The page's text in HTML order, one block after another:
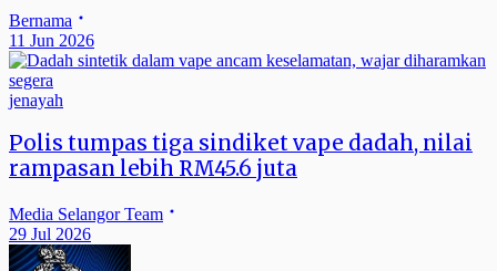
Bernama
11 Jun 2026
jenayah
Polis tumpas tiga sindiket vape dadah, nilai
rampasan lebih RM45.6 juta
Media Selangor Team
29 Jul 2026